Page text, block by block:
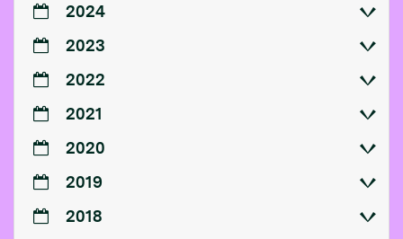
2024
2023
2022
2021
2020
2019
2018